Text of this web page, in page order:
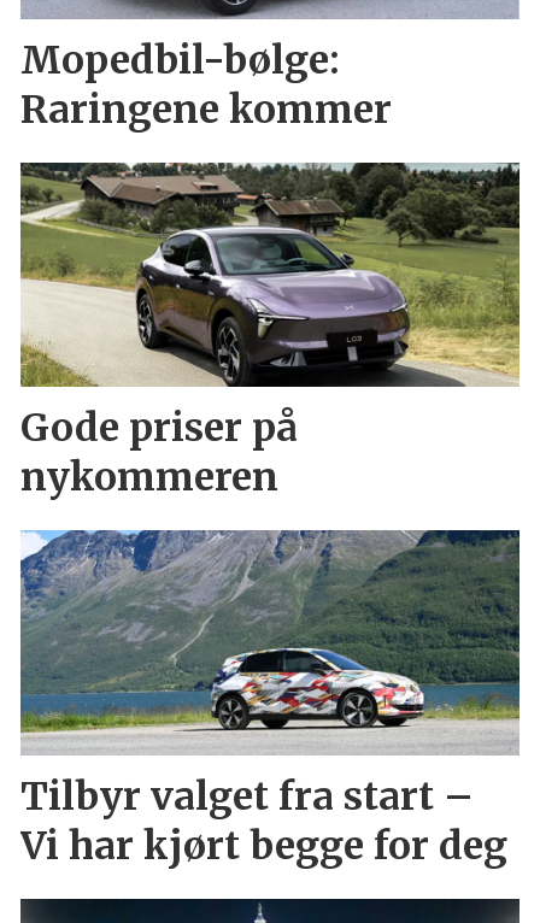
Mopedbil-bølge:
Raringene kommer
Gode priser på
nykommeren
Tilbyr valget fra start –
Vi har kjørt begge for deg